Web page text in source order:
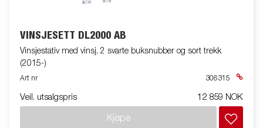
VINSJESETT DL2000 AB
Vinsjestativ med vinsj, 2 svarte buksnubber og sort trekk
(2015-)
Art nr 306315
Veil. utsalgspris 12 859 NOK
Kjøpe